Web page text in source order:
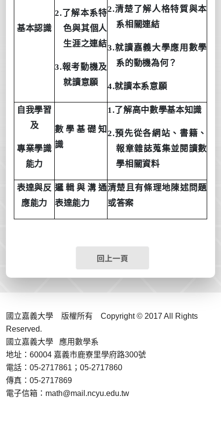
基本認識
2.了解本系特
色與其個人
生涯之連結
3.報考動機及
就讀意願
2.清楚了解人格特質與本
系相關連結
3.就讀嘉義大學應用數學
系的動機為何？
4.就讀本系意願
自我學習
及
專業學識
能力
數學基礎知
識
1.了解高中數學基本知識
2.預先從各網站、書籍、
報章雜誌蒐集並閱讀數
學相關資料
表達與反
應能力
邏輯與溝通
表達能力
清楚且有條理地陳述問題
或答案
回上一頁
國立嘉義大學 版權所有 Copyright © 2017 All Rights
Reserved.
國立嘉義大學 應用數學系
地址：60004 嘉義市鹿寮里學府路300號
電話：05-2717861；05-2717860
傳真：05-2717869
電子信箱：math@mail.ncyu.edu.tw